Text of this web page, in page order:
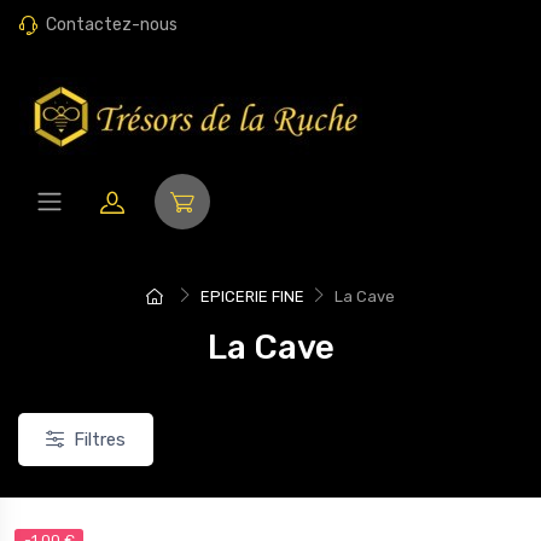
Contactez-nous
EPICERIE FINE La Cave
La Cave
€ -4,10 €
Filtres